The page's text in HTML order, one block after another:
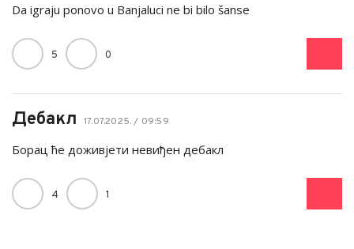
Da igraju ponovo u Banjaluci ne bi bilo šanse
5 0
Дебакл 17.07.2025. / 09:59
Борац ће доживјети невиђен дебакл
4 1